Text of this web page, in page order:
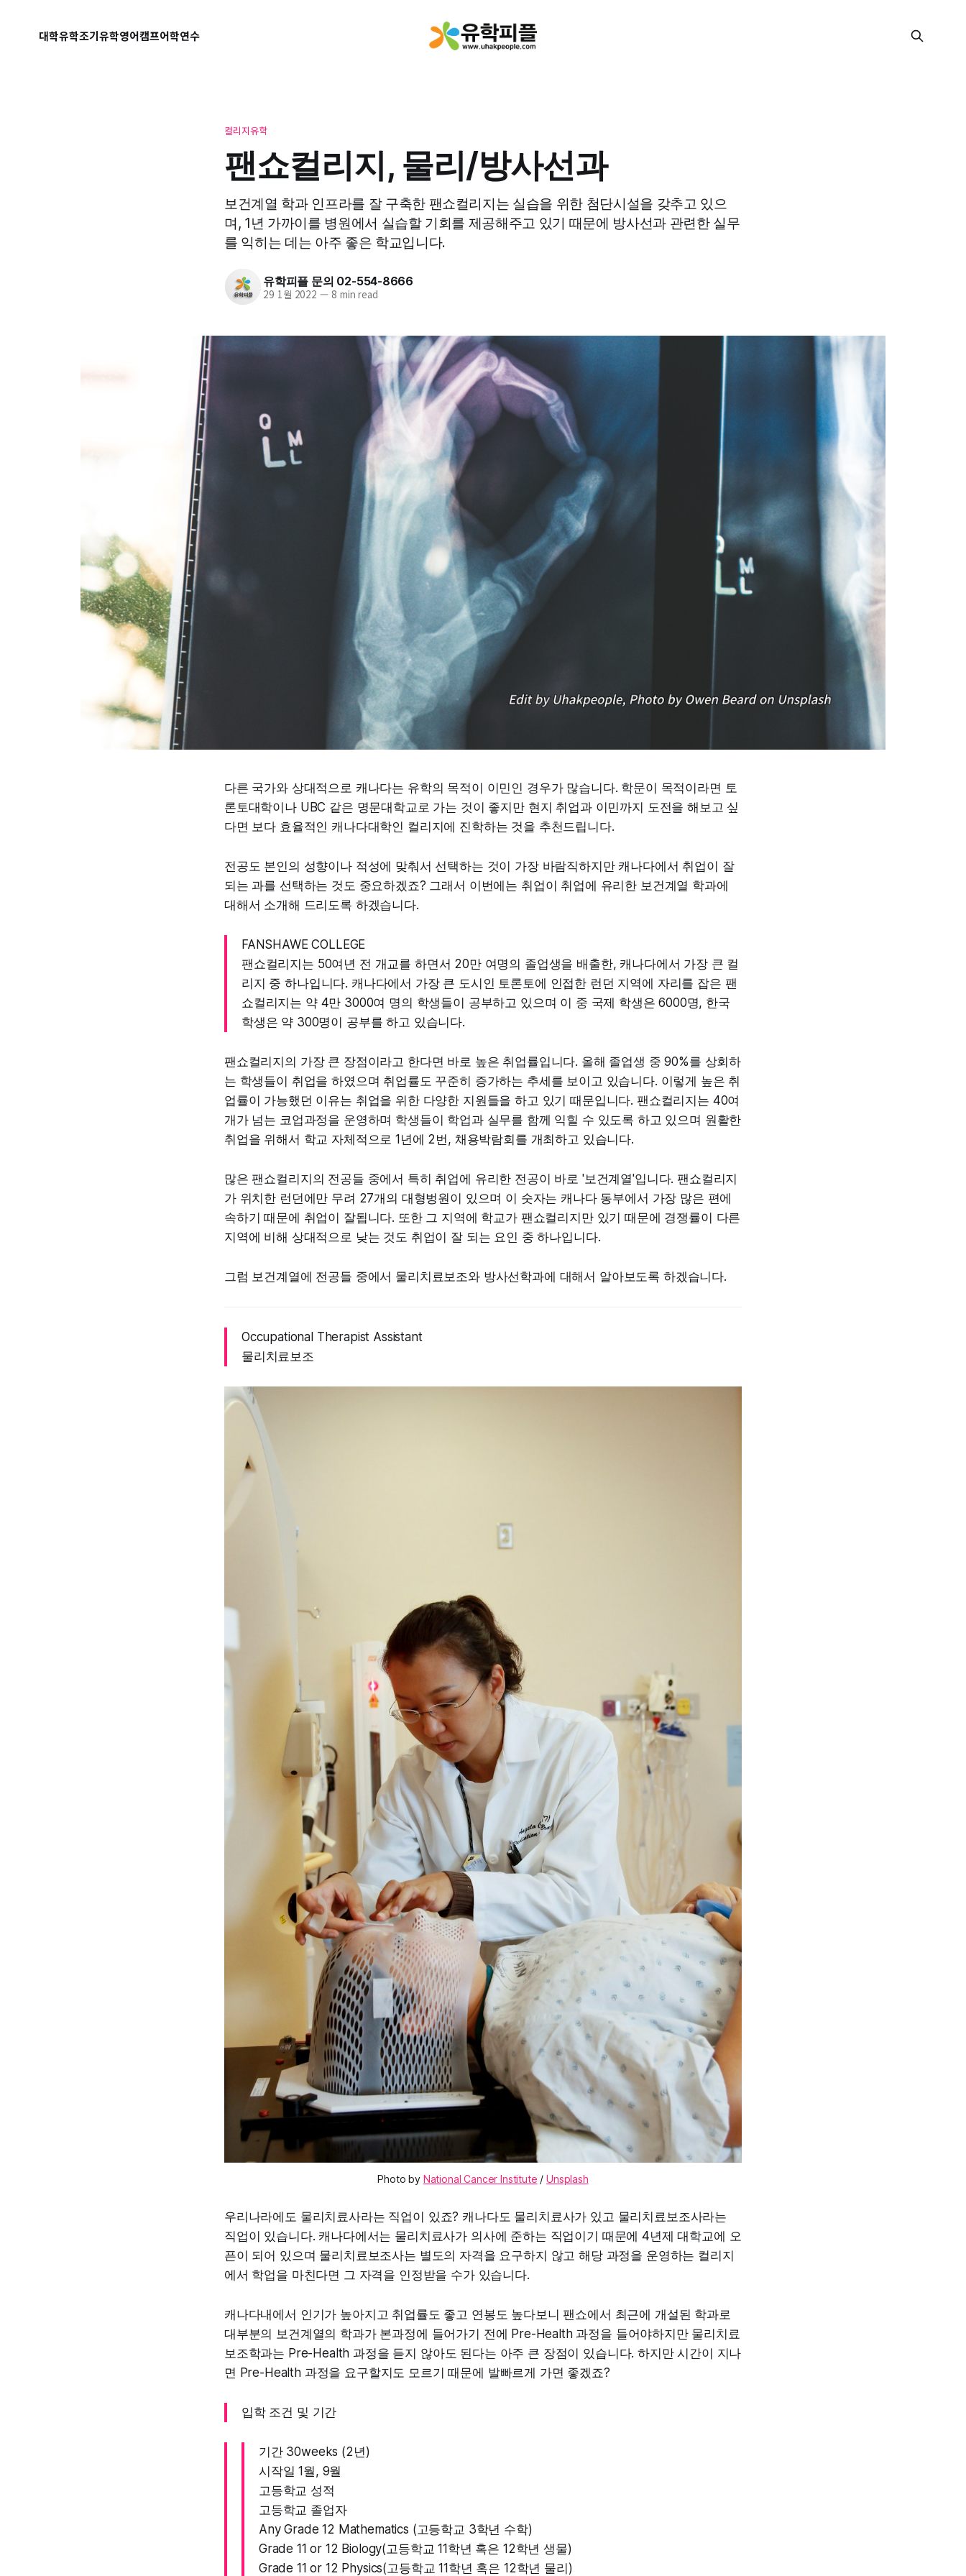
대학유학조기유학영어캠프어학연수
컬리지유학
팬쇼컬리지, 물리/방사선과
보건계열 학과 인프라를 잘 구축한 팬쇼컬리지는 실습을 위한 첨단시설을 갖추고 있으
며, 1년 가까이를 병원에서 실습할 기회를 제공해주고 있기 때문에 방사선과 관련한 실무
를 익히는 데는 아주 좋은 학교입니다.
유학피플 문의 02-554-8666
29 1월 2022 — 8 min read
다른 국가와 상대적으로 캐나다는 유학의 목적이 이민인 경우가 많습니다. 학문이 목적이라면 토
론토대학이나 UBC 같은 명문대학교로 가는 것이 좋지만 현지 취업과 이민까지 도전을 해보고 싶
다면 보다 효율적인 캐나다대학인 컬리지에 진학하는 것을 추천드립니다.
전공도 본인의 성향이나 적성에 맞춰서 선택하는 것이 가장 바람직하지만 캐나다에서 취업이 잘
되는 과를 선택하는 것도 중요하겠죠? 그래서 이번에는 취업이 취업에 유리한 보건계열 학과에
대해서 소개해 드리도록 하겠습니다.
FANSHAWE COLLEGE
팬쇼컬리지는 50여년 전 개교를 하면서 20만 여명의 졸업생을 배출한, 캐나다에서 가장 큰 컬
리지 중 하나입니다. 캐나다에서 가장 큰 도시인 토론토에 인접한 런던 지역에 자리를 잡은 팬
쇼컬리지는 약 4만 3000여 명의 학생들이 공부하고 있으며 이 중 국제 학생은 6000명, 한국
학생은 약 300명이 공부를 하고 있습니다.
팬쇼컬리지의 가장 큰 장점이라고 한다면 바로 높은 취업률입니다. 올해 졸업생 중 90%를 상회하
는 학생들이 취업을 하였으며 취업률도 꾸준히 증가하는 추세를 보이고 있습니다. 이렇게 높은 취
업률이 가능했던 이유는 취업을 위한 다양한 지원들을 하고 있기 때문입니다. 팬쇼컬리지는 40여
개가 넘는 코업과정을 운영하며 학생들이 학업과 실무를 함께 익힐 수 있도록 하고 있으며 원활한
취업을 위해서 학교 자체적으로 1년에 2번, 채용박람회를 개최하고 있습니다.
많은 팬쇼컬리지의 전공들 중에서 특히 취업에 유리한 전공이 바로 '보건계열'입니다. 팬쇼컬리지
가 위치한 런던에만 무려 27개의 대형벙원이 있으며 이 숫자는 캐나다 동부에서 가장 많은 편에
속하기 때문에 취업이 잘됩니다. 또한 그 지역에 학교가 팬쇼컬리지만 있기 때문에 경쟁률이 다른
지역에 비해 상대적으로 낮는 것도 취업이 잘 되는 요인 중 하나입니다.
그럼 보건계열에 전공들 중에서 물리치료보조와 방사선학과에 대해서 알아보도록 하겠습니다.
Occupational Therapist Assistant
물리치료보조
Photo by National Cancer Institute /Unsplash
우리나라에도 물리치료사라는 직업이 있죠? 캐나다도 물리치료사가 있고 물리치료보조사라는
직업이 있습니다. 캐나다에서는 물리치료사가 의사에 준하는 직업이기 때문에 4년제 대학교에 오
픈이 되어 있으며 물리치료보조사는 별도의 자격을 요구하지 않고 해당 과정을 운영하는 컬리지
에서 학업을 마친다면 그 자격을 인정받을 수가 있습니다.
캐나다내에서 인기가 높아지고 취업률도 좋고 연봉도 높다보니 팬쇼에서 최근에 개설된 학과로
대부분의 보건계열의 학과가 본과정에 들어가기 전에 Pre-Health 과정을 들어야하지만 물리치료
보조학과는 Pre-Health 과정을 듣지 않아도 된다는 아주 큰 장점이 있습니다. 하지만 시간이 지나
면 Pre-Health 과정을 요구할지도 모르기 때문에 발빠르게 가면 좋겠죠?
입학 조건 및 기간
기간 30weeks (2년)
시작일 1월, 9월
고등학교 성적
고등학교 졸업자
Any Grade 12 Mathematics (고등학교 3학년 수학)
Grade 11 or 12 Biology(고등학교 11학년 혹은 12학년 생물)
Grade 11 or 12 Physics(고등학교 11학년 혹은 12학년 물리)